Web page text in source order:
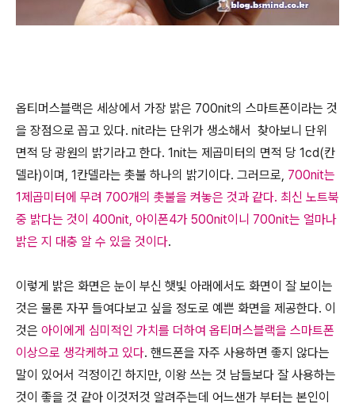
옵티머스블랙은 세상에서 가장 밝은 700nit의 스마트폰이라는 것
을 장점으로 꼽고 있다. nit라는 단위가 생소해서 찾아보니 단위
면적 당 광원의 밝기라고 한다. 1nit는 제곱미터의 면적 당 1cd(칸
델라)이며, 1칸델라는 촛불 하나의 밝기이다. 그러므로, 700nit는
1제곱미터에 무려 700개의 촛불을 켜놓은 것과 같다. 최신 노트북
중 밝다는 것이 400nit, 아이폰4가 500nit이니 700nit는 얼마나
밝은 지 대충 알 수 있을 것이다.
이렇게 밝은 화면은 눈이 부신 햇빛 아래에서도 화면이 잘 보이는
것은 물론 자꾸 들여다보고 싶을 정도로 예쁜 화면을 제공한다. 이
것은 아이에게 심미적인 가치를 더하여 옵티머스블랙을 스마트폰
이상으로 생각케하고 있다. 핸드폰을 자주 사용하면 좋지 않다는
말이 있어서 걱정이긴 하지만, 이왕 쓰는 것 남들보다 잘 사용하는
것이 좋을 것 같아 이것저것 알려주는데 어느샌가 부터는 본인이